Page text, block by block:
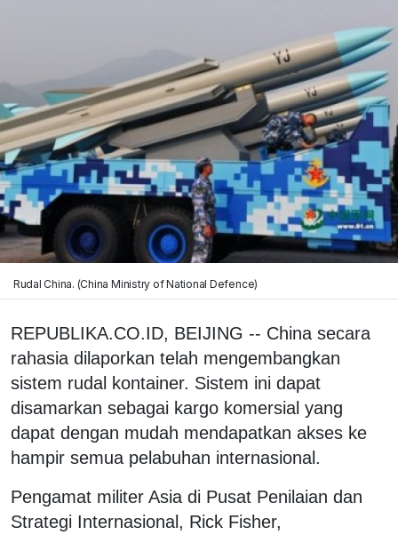
Rudal China. (China Ministry of National Defence)
REPUBLIKA.CO.ID, BEIJING -- China secara
rahasia dilaporkan telah mengembangkan
sistem rudal kontainer. Sistem ini dapat
disamarkan sebagai kargo komersial yang
dapat dengan mudah mendapatkan akses ke
hampir semua pelabuhan internasional.
Pengamat militer Asia di Pusat Penilaian dan
Strategi Internasional, Rick Fisher,